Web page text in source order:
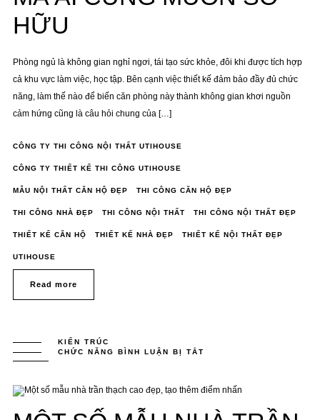
HỮU
Phòng ngủ là không gian nghỉ ngơi, tái tạo sức khỏe, đôi khi được tích hợp
cả khu vực làm việc, học tập. Bên cạnh việc thiết kế đảm bảo đầy đủ chức
năng, làm thế nào để biến căn phòng này thành không gian khơi nguồn
cảm hứng cũng là câu hỏi chung của […]
CÔNG TY THI CÔNG NỘI THẤT UTIHOUSE
CÔNG TY THIẾT KẾ THI CÔNG UTIHOUSE
MẪU NỘI THẤT CĂN HỘ ĐẸP THI CÔNG CĂN HỘ ĐẸP
THI CÔNG NHÀ ĐẸP THI CÔNG NỘI THẤT THI CÔNG NỘI THẤT ĐẸP
THIẾT KẾ CĂN HỘ THIẾT KẾ NHÀ ĐẸP THIẾT KẾ NỘI THẤT ĐẸP
UTIHOUSE
Read more
KIẾN TRÚC
CHỨC NĂNG BÌNH LUẬN BỊ TẮT
NHÀ
TRẦN
CAO